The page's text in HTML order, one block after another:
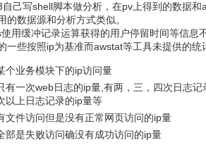
自己写shell脚本做分析，在pv上得到的数据
的数据源和分析方式类似。
用缓冲记录运算获得的用户停留时间等信息
一些按照ip为基准而awstat等工具未提供的统
个业务模块下的ip访问量
有一次web日志的ip量,有两，三，四次日志
以上日志记录的ip量等
文件访问但是没有正常网页访问的ip量
部是失败访问确没有成功访问的ip量